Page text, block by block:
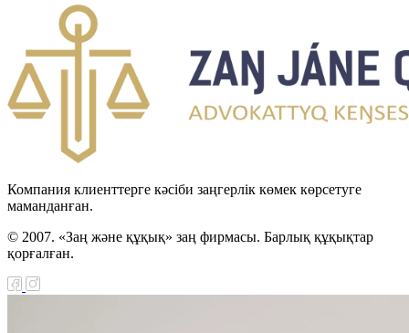
Компания клиенттерге кәсіби заңгерлік көмек көрсетуге
маманданған.
© 2007. «Заң және құқық» заң фирмасы. Барлық құқықтар
қорғалған.